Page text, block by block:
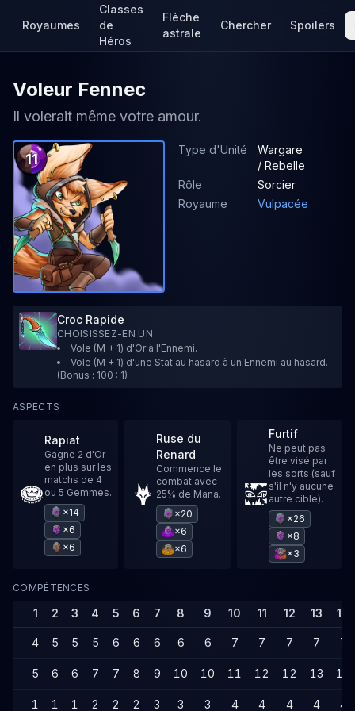
Royaumes
Classes
de
Héros
Flèche
astrale
Chercher Spoilers
Voleur Fennec
Il volerait même votre amour.
11
Type d'Unité
Wargare
/ Rebelle
Rôle
Sorcier
Royaume
Vulpacée
Croc Rapide
CHOISISSEZ-EN UN
Vole (M + 1) d'Or à l'Ennemi.
Vole (M + 1) d'une Stat au hasard à un Ennemi au hasard.
(Bonus : 100 : 1)
ASPECTS
Rapiat
Gagne 2 d'Or
en plus sur les
matchs de 4
ou 5 Gemmes.
×14
×6
×6
Ruse du
Renard
Commence le
combat avec
25% de Mana.
×20
×6
×6
Furtif
Ne peut pas
être visé par
les sorts (sauf
s'il n'y aucune
autre cible).
×26
×8
×3
COMPÉTENCES
1 2 3 4 5 6 7 8 9 10 11 12 13 14
4 5 5 5 6 6 6 6 6 7 7 7 7 7
5 6 6 7 7 8 9 10 10 11 12 12 13 14
1 1 1 2 2 2 3 3 3 4 4 4 4 4